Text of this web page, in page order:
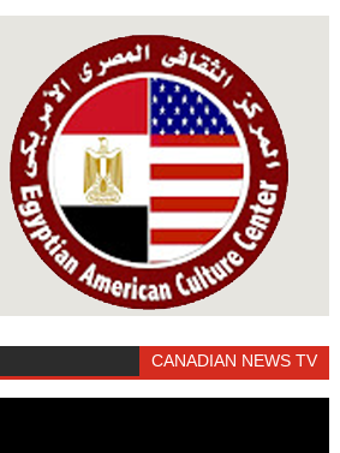
CANADIAN NEWS TV